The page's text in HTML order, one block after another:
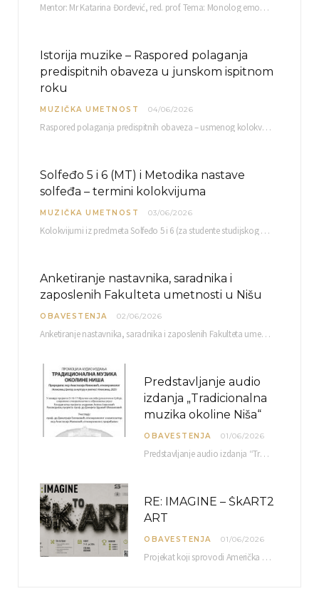
Mentor: Mr Katarina Đorđević, red. prof. Tema: Monolog emocija Sreda, 17. 06. 2026. u 15:30 sati Sala br. 12 Fakulteta umetnosti u Nišu, Kneginje…
Istorija muzike – Raspored polaganja
predispitnih obaveza u junskom ispitnom
roku
MUZIČKA UMETNOST 04/06/2026
Raspored polaganja predispitnih obaveza – usmenog kolokvijuma i testa iz slušanja muzike – objavljen je…
Solfeđo 5 i 6 (MT) i Metodika nastave
solfeđa – termini kolokvijuma
MUZIČKA UMETNOST 03/06/2026
Kolokvijumi iz predmeta Solfeđo 5 i 6 (za studente studijskog programa Muzička teorija) i Metodika…
Anketiranje nastavnika, saradnika i
zaposlenih Fakulteta umetnosti u Nišu
OBAVESTENJA 02/06/2026
Anketiranje nastavnika, saradnika i zaposlenih Fakulteta umetnosti u Nišu radi sačinjavanja Izveštaja o samovrednovanju biće…
Predstavljanje audio
izdanja „Tradicionalna
muzika okoline Niša“
OBAVESTENJA 01/06/2026
Predstavljanje audio izdanja “Tradicionalna muzika okoline Niša” organizuje se u okviru projekta O-10-17 Muzičko nasleđe jugoistočne…
RE: IMAGINE – ŠkART2
ART
OBAVESTENJA 01/06/2026
Projekat koji sprovodi Američka privredna komora uz podrŝku kompanije Philip Morris International, sa ciljem povezivanja…